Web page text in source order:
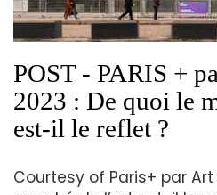
POST - PARIS +
2023 : De quoi le
est-il le reflet ?
Courtesy of Paris+ par